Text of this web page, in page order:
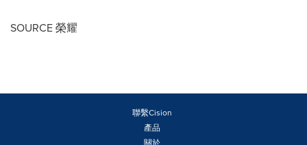
SOURCE 榮耀
聯繫Cision
產品